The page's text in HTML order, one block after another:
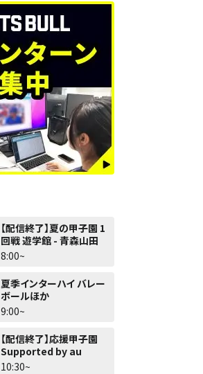
【配信終了】夏の甲子園 1
回戦 遊学館 - 青森山田
8:00~
夏季インターハイ バレー
ボールほか
9:00~
【配信終了】応援甲子園
Supported by au
10:30~